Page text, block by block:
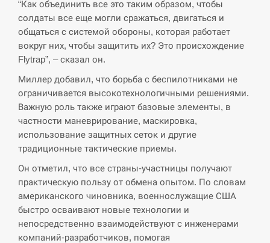
циклоспорозу, захворіли понад 10 тисяч…
СЕРПЕНЬ
11:53
Под огнем “Эпицентр”, ROZETKA и “Новая
СЕРПЕНЬ
11:40
У зоопарку Токіо через спеку загинули три
левиці
СЕРПЕНЬ
11:23
Россияне ударили “Бардеролями” по Харькову,
есть пострадавшие
“Как объединить все это таким образом, чтобы
солдаты все еще могли сражаться, двигаться и
общаться с системой обороны, которая работает
вокруг них, чтобы защитить их? Это происхождение
Flytrap”, – сказал он.
Миллер добавил, что борьба с беспилотниками не
ограничивается высокотехнологичными решениями.
Важную роль также играют базовые элементы, в
частности маневрирование, маскировка,
использование защитных сеток и другие
традиционные тактические приемы.
Он отметил, что все страны-участницы получают
практическую пользу от обмена опытом. По словам
американского чиновника, военнослужащие США
быстро осваивают новые технологии и
непосредственно взаимодействуют с инженерами
компаний-разработчиков, помогая